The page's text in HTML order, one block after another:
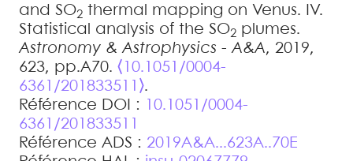
and SO2 thermal mapping on Venus. IV.
Statistical analysis of the SO2 plumes.
Astronomy & Astrophysics - A&A, 2019,
623, pp.A70. ⟨10.1051/0004-
6361/201833511⟩.
Référence DOI :
10.1051/0004-
6361/201833511
Référence ADS : 2019A&A...623A..70E